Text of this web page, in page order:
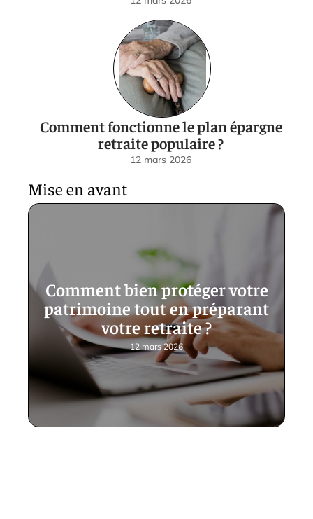
Comment fonctionne le plan épargne
retraite populaire ?
12 mars 2026
Mise en avant
Comment bien protéger votre
patrimoine tout en préparant
votre retraite ?
12 mars 2026